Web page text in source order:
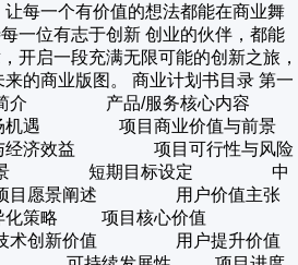
每一个有价值的想法都能在商业舞
一位有志于创新 创业的伙伴，都能
开启一段充满无限可能的创新之旅，
的商业版图。 商业计划书目录 第一
介 产品/服务核心内容
遇 项目商业价值与前景
济效益 项目可行性与风险
愿景 短期目标设定 中
愿景阐述 用户价值主张
化策略 项目核心价值
创新价值 用户提升价值